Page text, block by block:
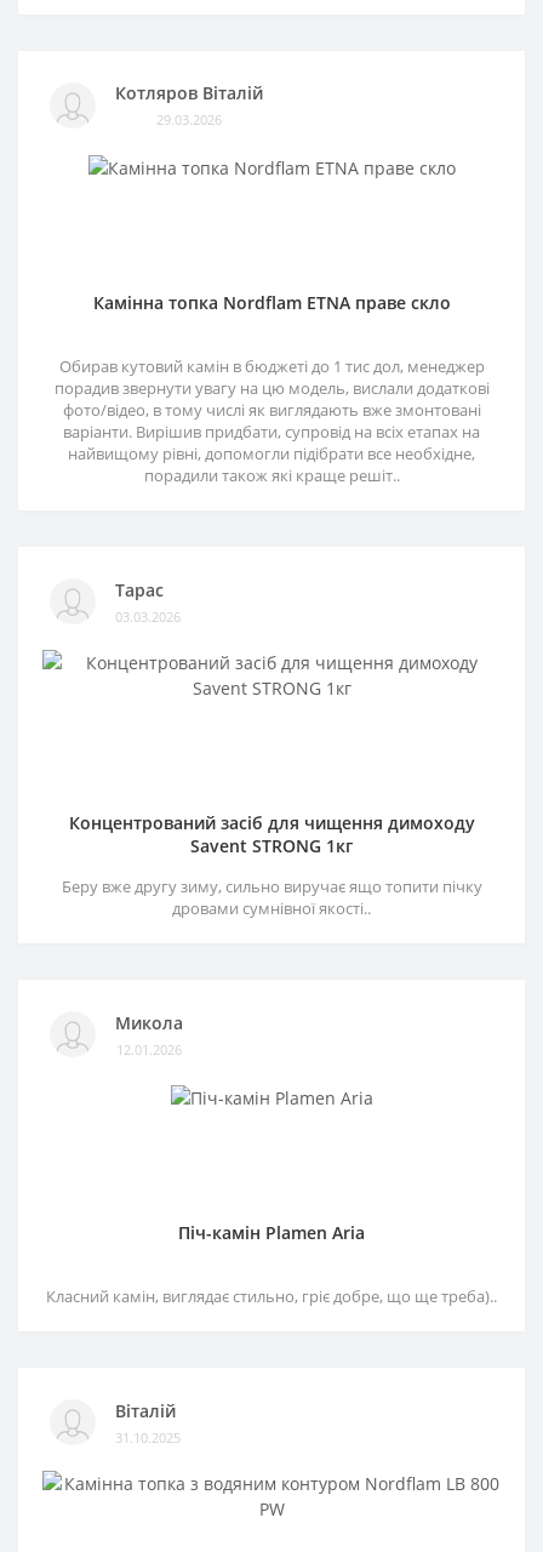
Котляров Віталій
29.03.2026
Камінна топка Nordflam ETNA праве скло
Обирав кутовий камін в бюджеті до 1 тис дол, менеджер
порадив звернути увагу на цю модель, вислали додаткові
фото/відео, в тому числі як виглядають вже змонтовані
варіанти. Вирішив придбати, супровід на всіх етапах на
найвищому рівні, допомогли підібрати все необхідне,
порадили також які краще решіт..
Тарас
03.03.2026
Концентрований засіб для чищення димоходу
Savent STRONG 1кг
Беру вже другу зиму, сильно виручає ящо топити пічку
дровами сумнівної якості..
Микола
12.01.2026
Піч-камін Plamen Aria
Класний камін, виглядає стильно, гріє добре, що ще треба)..
Віталій
31.10.2025